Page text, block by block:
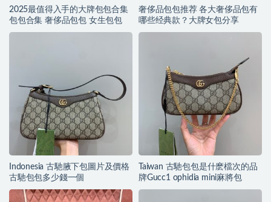
2025最值得入手的大牌包包合集
包包合集 奢侈品包包 女生包包
奢侈品包包推荐 各大奢侈品包有
哪些经典款？大牌女包分享
Indonesia 古馳腋下包圖片及價格
古馳包包多少錢一個
Taiwan 古馳包包是什麽檔次的品
牌Gucc1 ophidia mini麻將包